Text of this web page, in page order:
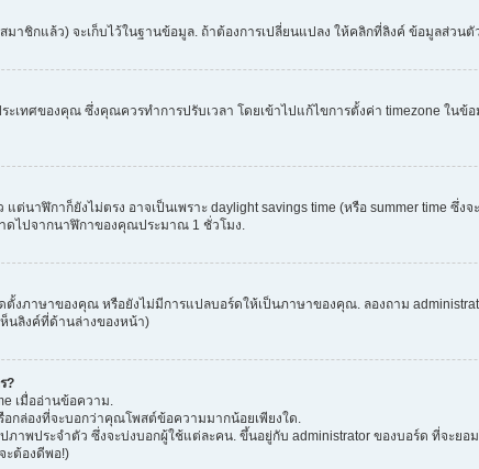
ชิกแล้ว) จะเก็บไว้ในฐานข้อมูล. ถ้าต้องการเปลี่ยนแปลง ให้คลิกที่ลิงค์ ข้อมูลส่ว
เทศของคุณ ซึ่งคุณควรทำการปรับเวลา โดยเข้าไปแก้ไขการตั้งค่า timezone ใ
ต่นาฬิกาก็ยังไม่ตรง อาจเป็นเพราะ daylight savings time (หรือ summer time
ดไปจากนาฬิกาของคุณประมาณ 1 ชั่วโมง.
ตั้งภาษาของคุณ หรือยังไม่มีการแปลบอร์ดให้เป็นภาษาของคุณ. ลองถาม
ห็นลิงค์ที่ด้านล่างของหน้า)
?
เมื่ออ่านข้อความ.
กล่องที่จะบอกว่าคุณโพสต์ข้อความมากน้อยเพียงใด.
าพประจำตัว ซึ่งจะบ่งบอกผู้ใช้แต่ละคน. ขึ้นอยู่กับ administrator ของบอร์ด ที่จะ
ะต้องดีพอ!)